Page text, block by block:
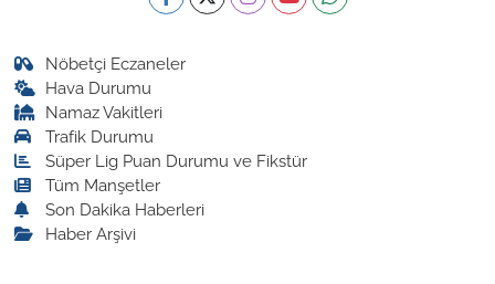
Nöbetçi Eczaneler
Hava Durumu
Namaz Vakitleri
Trafik Durumu
Süper Lig Puan Durumu ve Fikstür
Tüm Manşetler
Son Dakika Haberleri
Haber Arşivi